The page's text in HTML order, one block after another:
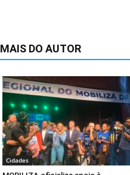
MAIS DO AUTOR
Cidades